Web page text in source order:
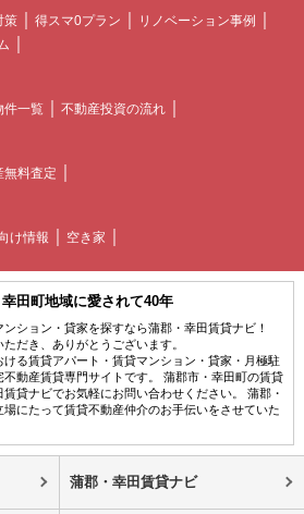
策 得スマ0プラン
リノベーション事例
件一覧 不動産投資の流れ
無料査定
け情報 空き家
田町地域に愛されて40年
ション・貸家を探すなら蒲郡・幸田賃貸ナビ！
だき、ありがとうございます。
る賃貸アパート・賃貸マンション・貸家・月極駐
動産賃貸専門サイトです。 蒲郡市・幸田町の賃貸
貸ナビでお気軽にお問い合わせください。 蒲郡・
にたって賃貸不動産仲介のお手伝いをさせていた
蒲郡・幸田賃貸ナビ